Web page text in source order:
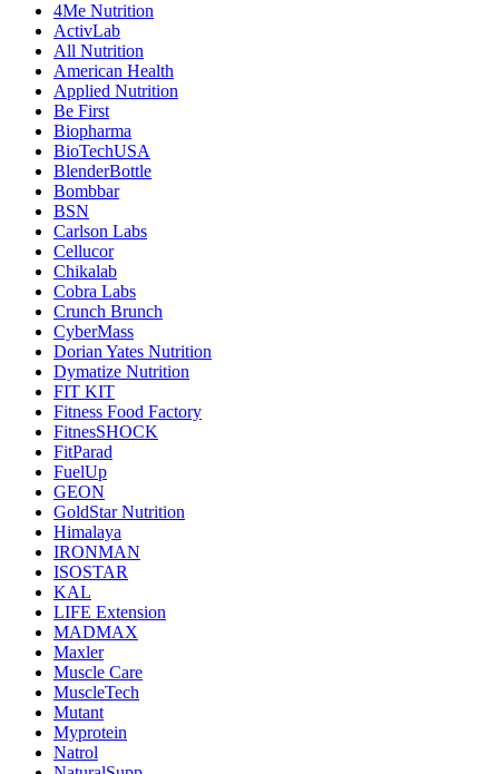
4Me Nutrition
ActivLab
All Nutrition
American Health
Applied Nutrition
Be First
Biopharma
BioTechUSA
BlenderBottle
Bombbar
BSN
Carlson Labs
Cellucor
Chikalab
Cobra Labs
Crunch Brunch
CyberMass
Dorian Yates Nutrition
Dymatize Nutrition
FIT KIT
Fitness Food Factory
FitnesSHOCK
FitParad
FuelUp
GEON
GoldStar Nutrition
Himalaya
IRONMAN
ISOSTAR
KAL
LIFE Extension
MADMAX
Maxler
Muscle Care
MuscleTech
Mutant
Myprotein
Natrol